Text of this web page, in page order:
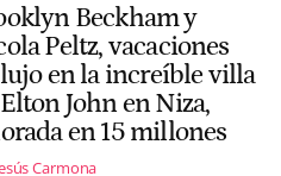
Beckham y
Peltz, vacaciones
en la increíble villa
John en Niza,
en 15 millones
Carmona